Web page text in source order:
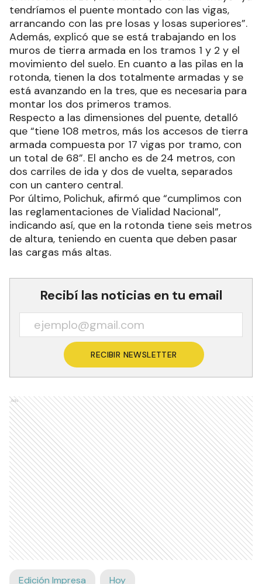
tendríamos el puente montado con las vigas,
arrancando con las pre losas y losas superiores”.
Además, explicó que se está trabajando en los
muros de tierra armada en los tramos 1 y 2 y el
movimiento del suelo. En cuanto a las pilas en la
rotonda, tienen la dos totalmente armadas y se
está avanzando en la tres, que es necesaria para
montar los dos primeros tramos.
Respecto a las dimensiones del puente, detalló
que “tiene 108 metros, más los accesos de tierra
armada compuesta por 17 vigas por tramo, con
un total de 68”. El ancho es de 24 metros, con
dos carriles de ida y dos de vuelta, separados
con un cantero central.
Por último, Polichuk, afirmó que “cumplimos con
las reglamentaciones de Vialidad Nacional”,
indicando así, que en la rotonda tiene seis metros
de altura, teniendo en cuenta que deben pasar
las cargas más altas.
Recibí las noticias en tu email
RECIBIR NEWSLETTER
Ads
Edición Impresa Hoy